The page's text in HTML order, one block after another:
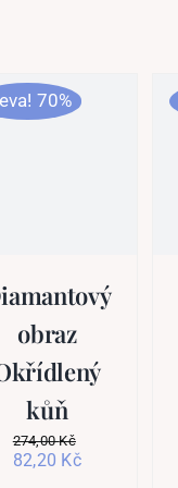
70%
obraz
kůň
274,00Kč
Původní
82,20 KčAktuální